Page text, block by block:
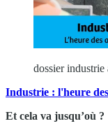
dossier industrie
Industrie : l'heure
Et cela va jusqu’où ?